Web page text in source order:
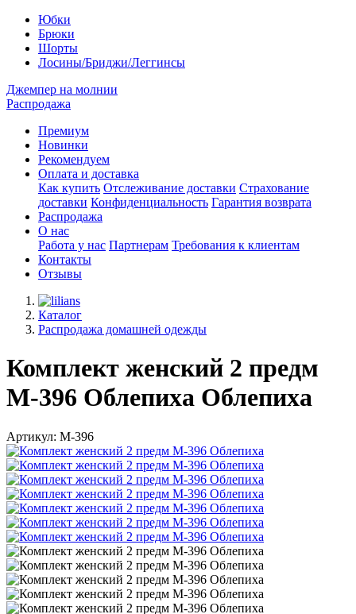
Юбки
Брюки
Шорты
Лосины/Бриджи/Леггинсы
Джемпер на молнии
Распродажа
Премиум
Новинки
Рекомендуем
Оплата и доставка
Как купить Отслеживание доставки Страхование
доставки Конфиденциальность Гарантия возврата
Распродажа
О нас
Работа у нас Партнерам Требования к клиентам
Контакты
Отзывы
Каталог
Распродажа домашней одежды
Комплект женский 2 предм
М-396 Облепиха Облепиха
Артикул: М-396